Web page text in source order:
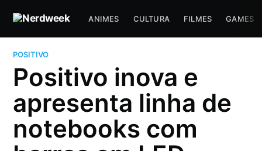
ANIMES CULTURA FILMES GAMES
POSITIVO
Positivo inova e
apresenta linha de
notebooks com